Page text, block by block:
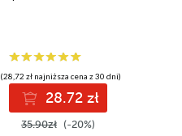
(28,72 zł najniższa cena z 30 dni)
28.72 zł
35.90zł (-20%)